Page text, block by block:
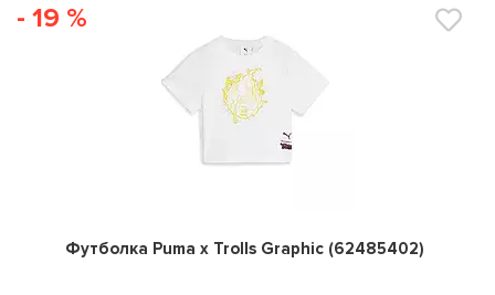
- 19 %
0
Футболка Puma x Trolls Graphic (62485402)